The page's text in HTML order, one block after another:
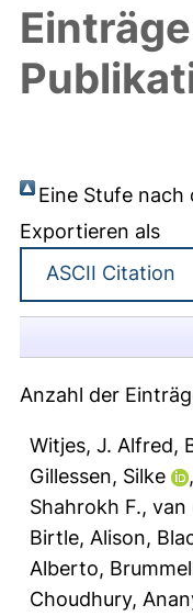
Eine Stufe nach
Exportieren als
Anzahl der
Witjes, J. Alfred,
Gillessen, Silke
,
Shahrokh F., van
Birtle, Alison,
Alberto,
Choudhury,